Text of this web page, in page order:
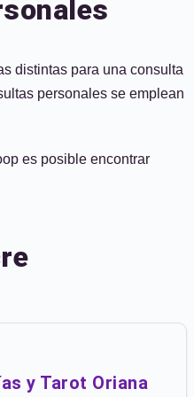
distintas para una consulta
personales se emplean
es posible encontrar
y Tarot Oriana